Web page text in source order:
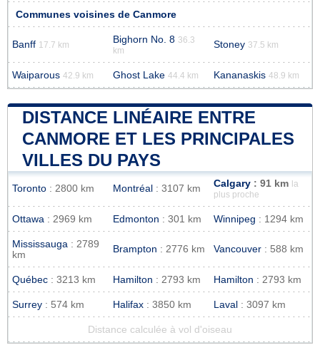
Communes voisines de Canmore
Banff 17.7 km Bighorn No. 8 36.3
km
Stoney 37.5 km
Waiparous 42.9 km Ghost Lake 44.4 km Kananaskis 48.9 km
DISTANCE LINÉAIRE ENTRE
CANMORE ET LES PRINCIPALES
VILLES DU PAYS
Toronto : 2800 km Montréal : 3107 km Calgary : 91 km
la
plus proche
Ottawa : 2969 km Edmonton : 301 km Winnipeg : 1294 km
Mississauga : 2789
km
Brampton : 2776 km Vancouver : 588 km
Québec : 3213 km Hamilton : 2793 km Hamilton : 2793 km
Surrey : 574 km Halifax : 3850 km Laval : 3097 km
Distance calculée à vol d'oiseau